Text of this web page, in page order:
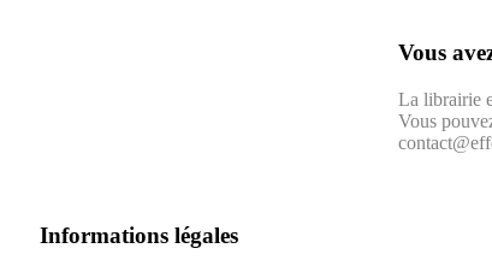
Vous
La librairie
Vous
Informations légales